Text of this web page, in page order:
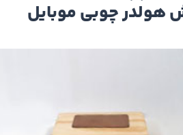
هولدر چوبی موبایل